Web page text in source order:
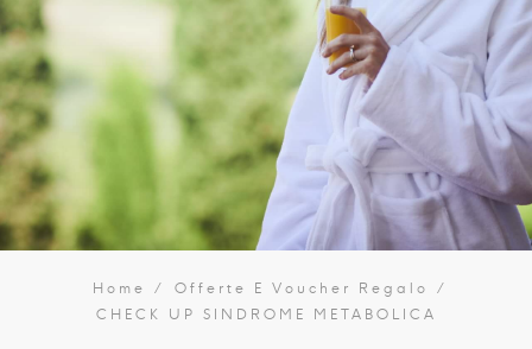
Home
Offerte E Voucher Regalo
CHECK UP SINDROME METABOLICA